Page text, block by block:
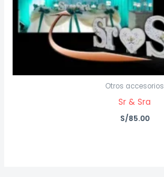
Otros accesorios
Sr & Sra
S/85.00